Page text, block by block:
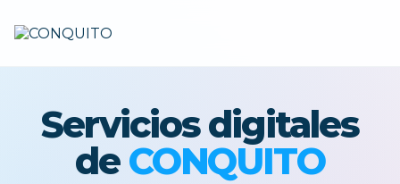
Servicios digitales
de CONQUITO